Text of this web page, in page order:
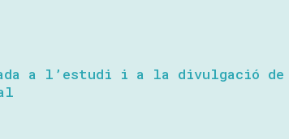
a l’estudi i a la divulgació